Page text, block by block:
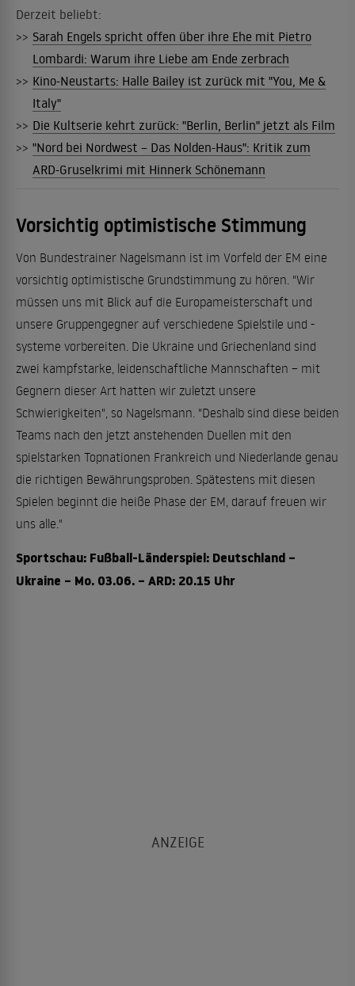
Derzeit beliebt:
>> Sarah Engels spricht offen über ihre Ehe mit Pietro
Lombardi: Warum ihre Liebe am Ende zerbrach
>> Kino-Neustarts: Halle Bailey ist zurück mit "You, Me &
Italy"
>> Die Kultserie kehrt zurück: "Berlin, Berlin" jetzt als Film
>> "Nord bei Nordwest – Das Nolden-Haus": Kritik zum
ARD-Gruselkrimi mit Hinnerk Schönemann
Vorsichtig optimistische Stimmung
Von Bundestrainer Nagelsmann ist im Vorfeld der EM eine
vorsichtig optimistische Grundstimmung zu hören. "Wir
müssen uns mit Blick auf die Europameisterschaft und
unsere Gruppengegner auf verschiedene Spielstile und -
systeme vorbereiten. Die Ukraine und Griechenland sind
zwei kampfstarke, leidenschaftliche Mannschaften – mit
Gegnern dieser Art hatten wir zuletzt unsere
Schwierigkeiten", so Nagelsmann. "Deshalb sind diese beiden
Teams nach den jetzt anstehenden Duellen mit den
spielstarken Topnationen Frankreich und Niederlande genau
die richtigen Bewährungsproben. Spätestens mit diesen
Spielen beginnt die heiße Phase der EM, darauf freuen wir
uns alle."
Sportschau: Fußball-Länderspiel: Deutschland –
Ukraine – Mo. 03.06. – ARD: 20.15 Uhr